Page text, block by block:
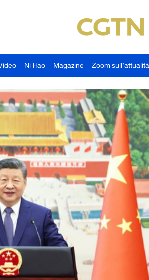
Ni Hao Magazine Zoom sull’attualità